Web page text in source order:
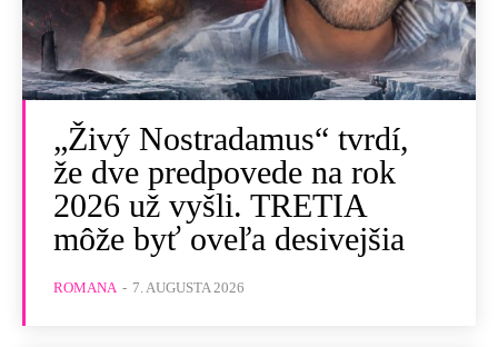
„Živý Nostradamus“ tvrdí,
že dve predpovede na rok
2026 už vyšli. TRETIA
môže byť oveľa desivejšia
ROMANA - 7. AUGUSTA 2026